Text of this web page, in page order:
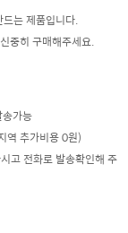
는 제품입니다.
중히 구매해주세요.
가능
역 추가비용 0원)
고 전화로 발송확인해 주